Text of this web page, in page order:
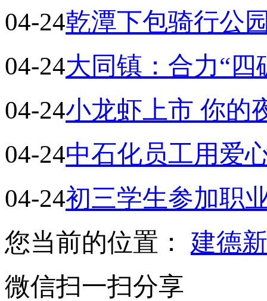
04-24乾潭下包骑行公
04-24大同镇：合力“
04-24小龙虾上市 你的
04-24中石化员工用爱
04-24初三学生参加职
您当前的位置： 建德
微信扫一扫分享